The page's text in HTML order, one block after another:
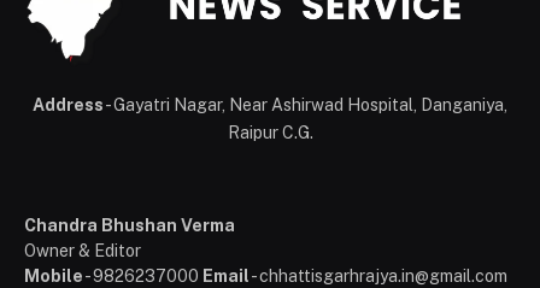
Address- Gayatri Nagar, Near Ashirwad Hospital, Danganiya,
Raipur C.G.
Chandra Bhushan Verma
Owner & Editor
Mobile- 9826237000 Email- chhattisgarhrajya.in@gmail.com